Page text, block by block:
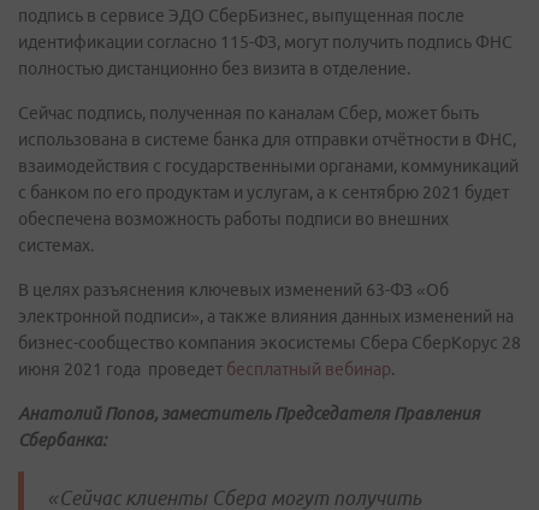
подпись в сервисе ЭДО СберБизнес, выпущенная после
идентификации согласно 115-ФЗ, могут получить подпись ФНС
полностью дистанционно без визита в отделение.
Сейчас подпись, полученная по каналам Сбер, может быть
использована в системе банка для отправки отчётности в ФНС,
взаимодействия с государственными органами, коммуникаций
с банком по его продуктам и услугам, а к сентябрю 2021 будет
обеспечена возможность работы подписи во внешних
системах.
В целях разъяснения ключевых изменений 63-ФЗ «Об
электронной подписи», а также влияния данных изменений на
бизнес-сообщество компания экосистемы Сбера СберКорус 28
июня 2021 года проведет бесплатный вебинар.
Анатолий Попов, заместитель Председателя Правления
Сбербанка:
«Сейчас клиенты Сбера могут получить